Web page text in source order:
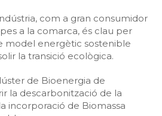
com a gran consumidor
a la comarca, és clau per
model energètic sostenible
la transició ecològica.
de Bioenergia de
la descarbonització de la
incorporació de Biomassa